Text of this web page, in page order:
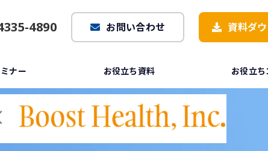
4890 お問い合わせ 資料ダ
ナー お役立ち資料 お役立